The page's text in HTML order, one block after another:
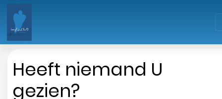
Heeft niemand U
gezien?